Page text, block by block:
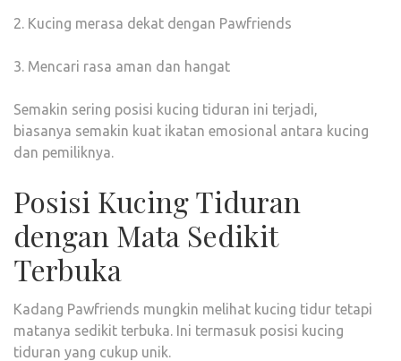
2. Kucing merasa dekat dengan Pawfriends
3. Mencari rasa aman dan hangat
Semakin sering posisi kucing tiduran ini terjadi,
biasanya semakin kuat ikatan emosional antara kucing
dan pemiliknya.
Posisi Kucing Tiduran
dengan Mata Sedikit
Terbuka
Kadang Pawfriends mungkin melihat kucing tidur tetapi
matanya sedikit terbuka. Ini termasuk posisi kucing
tiduran yang cukup unik.